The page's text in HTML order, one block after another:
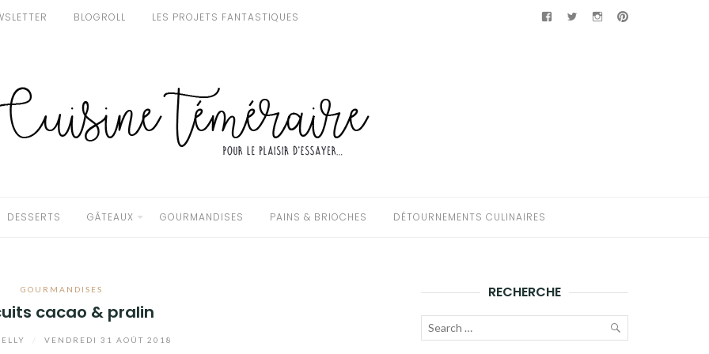
BLOGROLL LES PROJETS FANTASTIQUES Facebook
TwitterInstagramPinterest
DESSERTS GÂTEAUX GOURMANDISES PAINS & BRIOCHES DÉTOURNEMENTS CULINAIRES
GOURMANDISES
cacao & pralin
VENDREDI 31 AOÛT 2018
RECHERCHE
Recherche